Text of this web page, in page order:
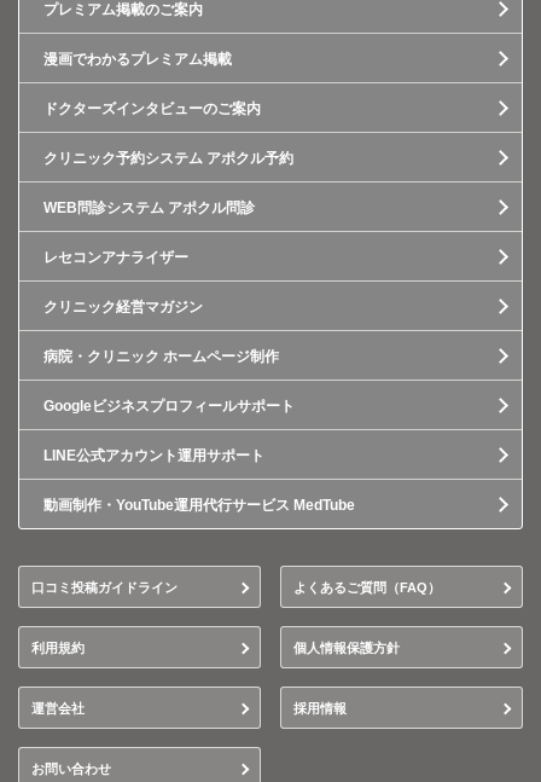
プレミアム掲載のご案内
漫画でわかるプレミアム掲載
ドクターズインタビューのご案内
クリニック予約システム アポクル予約
WEB問診システム アポクル問診
レセコンアナライザー
クリニック経営マガジン
病院・クリニック ホームページ制作
Googleビジネスプロフィールサポート
LINE公式アカウント運用サポート
動画制作・YouTube運用代行サービス MedTube
口コミ投稿ガイドライン よくあるご質問（FAQ）
利用規約 個人情報保護方針
運営会社 採用情報
お問い合わせ